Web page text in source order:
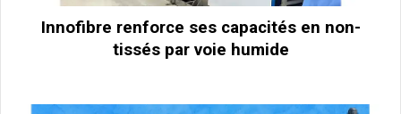
Innofibre renforce ses capacités en non-
tissés par voie humide